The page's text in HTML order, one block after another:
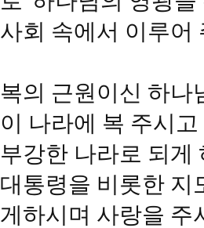
사회 속에서 이루어
복의 근원이신 하나
이 나라에 복 주시
부강한 나라로 되게
대통령을 비롯한 지
게하시며 사랑을 주